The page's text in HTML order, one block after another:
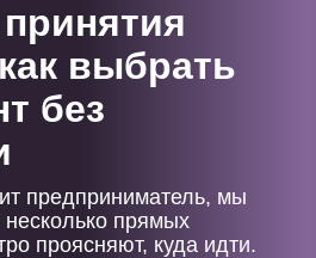
выбрать
без
предприниматель, мы
несколько прямых
проясняют, куда идти.